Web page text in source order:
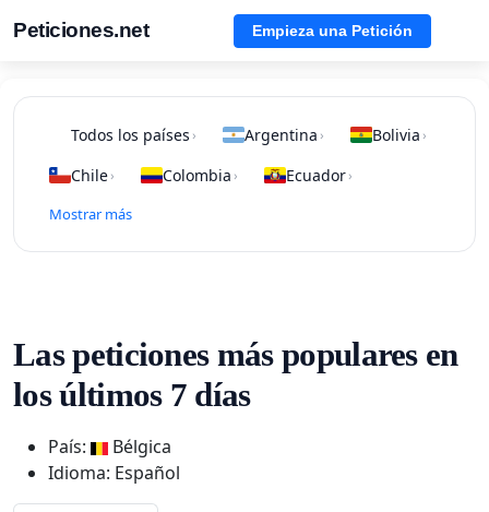
Peticiones.net Empieza una Petición
Todos los países › Argentina › Bolivia ›
Chile› Colombia › Ecuador›
Mostrar más
Las peticiones más populares en
los últimos 7 días
País:
Bélgica
Idioma: Español